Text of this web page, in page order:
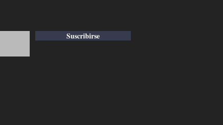
Suscribirse